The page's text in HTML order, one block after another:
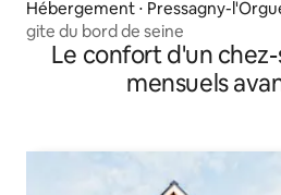
Hébergement ⋅ Pressagny-
gite du bord de seine
Le confort d'un
mensuels